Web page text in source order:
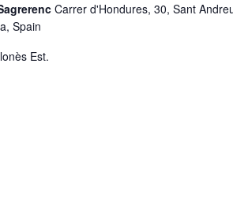
Carrer d'Hondures, 30, Sant
Spain
Est.